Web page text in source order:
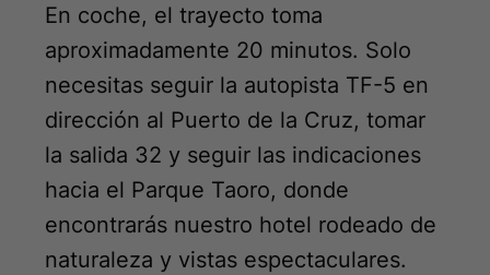
En coche, el trayecto toma
aproximadamente 20 minutos. Solo
necesitas seguir la autopista TF-5 en
dirección al Puerto de la Cruz, tomar
la salida 32 y seguir las indicaciones
hacia el Parque Taoro, donde
encontrarás nuestro hotel rodeado de
naturaleza y vistas espectaculares.